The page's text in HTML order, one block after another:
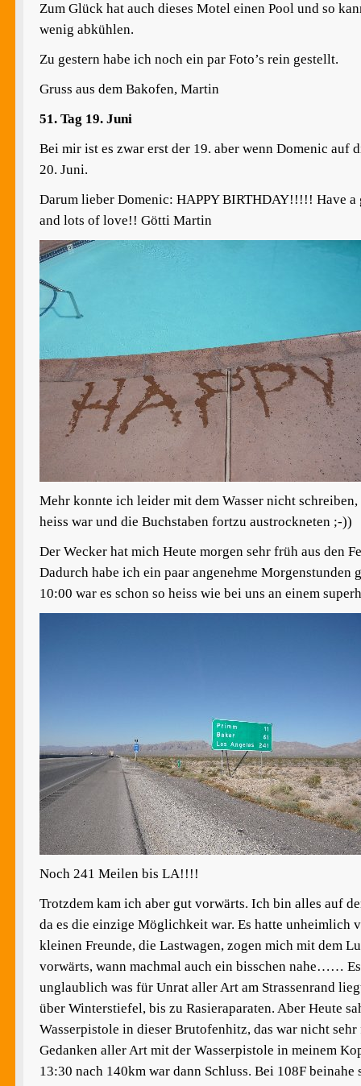
Zum Glück hat auch dieses Motel einen Pool und so
wenig abkühlen.
Zu gestern habe ich noch ein par Foto’s rein gestellt.
Gruss aus dem Bakofen, Martin
51. Tag 19. Juni
Bei mir ist es zwar erst der 19. aber wenn Domenic auf
20. Juni.
Darum lieber Domenic: HAPPY BIRTHDAY!!!!! Have a
and lots of love!! Götti Martin
Mehr konnte ich leider mit dem Wasser nicht
heiss war und die Buchstaben fortzu austrockneten ;-))
Der Wecker hat mich Heute morgen sehr früh aus den
Dadurch habe ich ein paar angenehme Morgenstunden
10:00 war es schon so heiss wie bei uns an einem
Noch 241 Meilen bis LA!!!!
Trotzdem kam ich aber gut vorwärts. Ich bin alles auf
da es die einzige Möglichkeit war. Es hatte unheimlich
kleinen Freunde, die Lastwagen, zogen mich mit dem
vorwärts, wann machmal auch ein bisschen nahe……
unglaublich was für Unrat aller Art am Strassenrand
über Winterstiefel, bis zu Rasieraparaten. Aber Heute
Wasserpistole in dieser Brutofenhitz, das war nicht
Gedanken aller Art mit der Wasserpistole in meinem
13:30 nach 140km war dann Schluss. Bei 108F